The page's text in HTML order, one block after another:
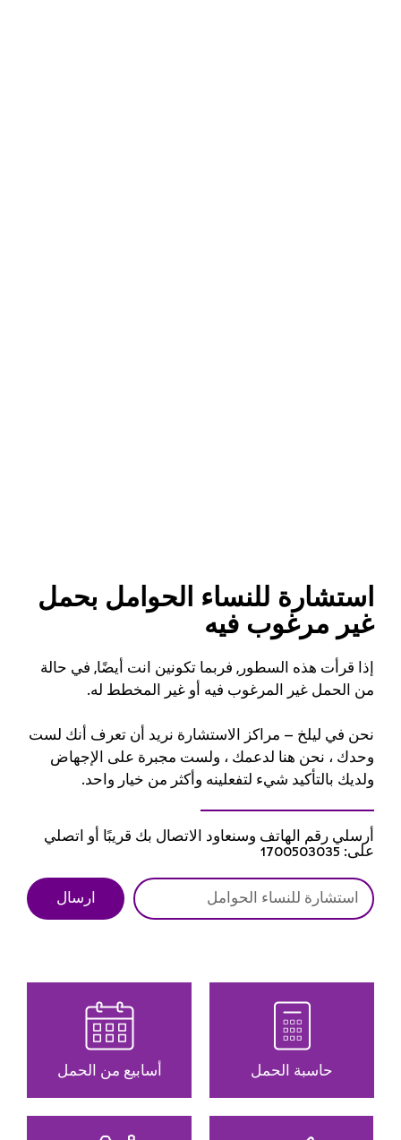
استشارة للنساء الحوامل بحمل
غير مرغوب فيه
إذا قرأت هذه السطور, فربما تكونين انت أيضًا, في حالة
من الحمل غير المرغوب فيه أو غير المخطط له.
نحن في ليلخ – مراكز الاستشارة نريد أن تعرف أنك لست
وحدك ، نحن هنا لدعمك ، ولست مجبرة على الإجهاض
ولديك بالتأكيد شيء لتفعلينه وأكثر من خيار واحد.
أرسلي رقم الهاتف وسنعاود الاتصال بك قريبًا أو اتصلي
على: 1700503035
ارسال
حاسبة الحمل أسابيع من الحمل